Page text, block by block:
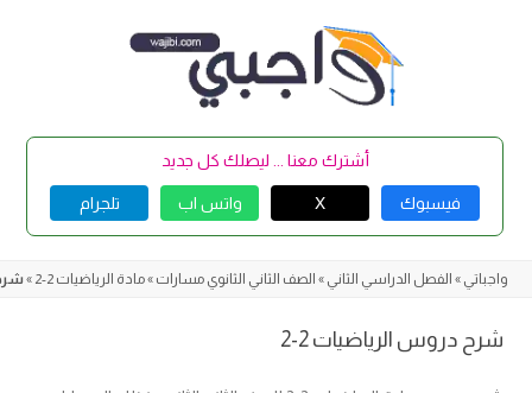
أشترك معنا ... ليصلك كل جديد
فيسبوك X واتس اب تلجرام
واجباتي » الفصل الدراسي الثاني » الصف الثاني الثانوي مسارات »مادة الرياضيات 2-2 »
شرح دروس الرياضيات 2-2